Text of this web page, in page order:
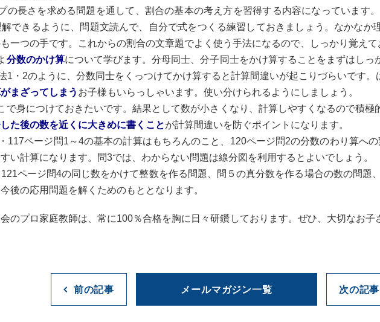
の長さを求める問題を通して、割合の基本の考え方を習得する内容になっています
解できるように、問題文読んで、自分で式をつくる練習しておきましょう。なかなか
一つの手です。これからの割合の文章題でよく使う手法になるので、しっかり覚えて
分数のかけ算について学びます。分母同士、分子同士をかけ算することをまずはしっ
1・2のように、分数同士をくっつけてかけ算すると計算間違いが起こりづらいです。
まざってしまう お子様もいらっしゃいます。使い分けられるようにしましょう。
身につけておきたいです。結果として数が小さくなり、計算しやすくなるので積極
た後の数を近くに大きめに書くことが計算間違いを防ぐポイントになります。
ページ問1～4の基本の計算はもちろんのこと、120ページ問2の分数のわり算へ
い計算になります。問3では、わからない問題は線分図を利用するとよいでしょう。
ページ問4の同じ数をかけて整数を作る問題、問５の真分数を作る場合の数の問題
後の応用問題を解くためのもととなります。
のプロ家庭教師は、常に100％合格を胸に日々研鑽しております。ぜひ、大切なお子
前の記事 メールマガジン一覧 次の記事